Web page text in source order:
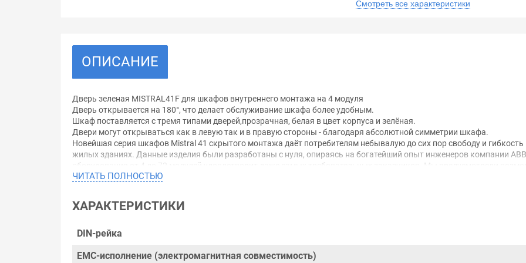
Смотреть все характеристики
ОПИСАНИЕ
Дверь зеленая MISTRAL41F для шкафов внутреннего монтажа на 4 модуля
Дверь открывается на 180°, что делает обслуживание шкафа более удобным.
Шкаф поставляется с тремя типами дверей,прозрачная, белая в цвет корпуса и зелёная.
Двери могут открываться как в левую так и в правую стороны - благодаря абсолютной симметрии шкафа.
Новейшая серия шкафов Mistral 41 скрытого монтажа даёт потребителям небывалую до сих пор свободу и гибкость
жилых зданиях. Данные изделия были разработаны с нуля, опираясь на богатейший опыт инженеров компании
оборудования от 4 до 72 модулей удовлетворит даже самых требовательных заказчиков. Мы предусмотрели
кирпича, бетона, дерева, гипсокартона и других материалов. Оптимальная глубина шкафа позволит без труда
Уважаемые покупатели.
Обращаем Ваше внимание, что размещенная на данном сайте справочная информация о товарах не является
ЧИТАТЬ ПОЛНОСТЬЮ
ХАРАКТЕРИСТИКИ
DIN-рейка
EMC-исполнение (электромагнитная совместимость)